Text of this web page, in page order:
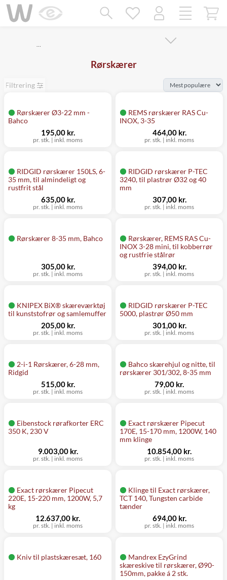
…
Rørskærer
Filtrering
Rørskærer Ø3-22 mm -
Bahco
pr. stk. | inkl. moms
195,00 kr.
REMS rørskærer RAS Cu-
INOX, 3-35
pr. stk. | inkl. moms
464,00 kr.
RIDGID rørskærer 150LS, 6-
35 mm, til almindeligt og
rustfrit stål
pr. stk. | inkl. moms
635,00 kr.
RIDGID rørskærer P-TEC
3240, til plastrør Ø32 og 40
mm
pr. stk. | inkl. moms
307,00 kr.
Rørskærer 8-35 mm, Bahco
pr. stk. | inkl. moms
305,00 kr.
Rørskærer, REMS RAS Cu-
INOX 3-28 mini, til kobberrør
og rustfrie stålrør
pr. stk. | inkl. moms
394,00 kr.
KNIPEX BiX® skæreværktøj
til kunststofrør og samlemuffer
pr. stk. | inkl. moms
205,00 kr.
RIDGID rørskærer P-TEC
5000, plastrør Ø50 mm
pr. stk. | inkl. moms
301,00 kr.
2-i-1 Rørskærer, 6-28 mm,
Ridgid
pr. stk. | inkl. moms
515,00 kr.
Bahco skærehjul og nitte, til
rørskærer 301/302, 8-35 mm
pr. stk. | inkl. moms
79,00 kr.
Eibenstock rørafkorter ERC
350 K, 230 V
pr. stk. | inkl. moms
9.003,00 kr.
Exact rørskærer Pipecut
170E, 15-170 mm, 1200W, 140
mm klinge
pr. stk. | inkl. moms
10.854,00 kr.
Exact rørskærer Pipecut
220E, 15-220 mm, 1200W, 5,7
kg
pr. stk. | inkl. moms
12.637,00 kr.
Klinge til Exact rørskærer,
TCT 140, Tungsten carbide
tænder
pr. stk. | inkl. moms
694,00 kr.
Kniv til plastskæresæt, 160
Mandrex EzyGrind
skæreskive til rørskærer, Ø90-
150mm, pakke á 2 stk.
Mangler chatten?
Ret samtykke!